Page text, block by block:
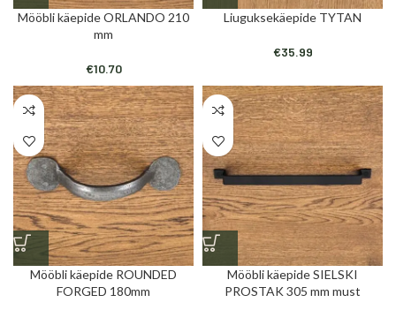
Mööbli käepide ORLANDO 210
mm
€10.70
Liuguksekäepide TYTAN
€35.99
Mööbli käepide ROUNDED
FORGED 180mm
Mööbli käepide SIELSKI
PROSTAK 305 mm must